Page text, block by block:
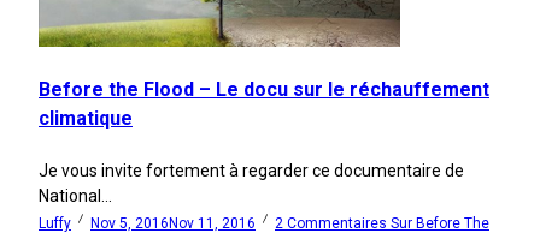
Before the Flood – Le docu sur le réchauffement
climatique
Je vous invite fortement à regarder ce documentaire de
National...
Luffy Nov 5, 2016 Nov 11, 2016 2 Commentaires Sur Before The